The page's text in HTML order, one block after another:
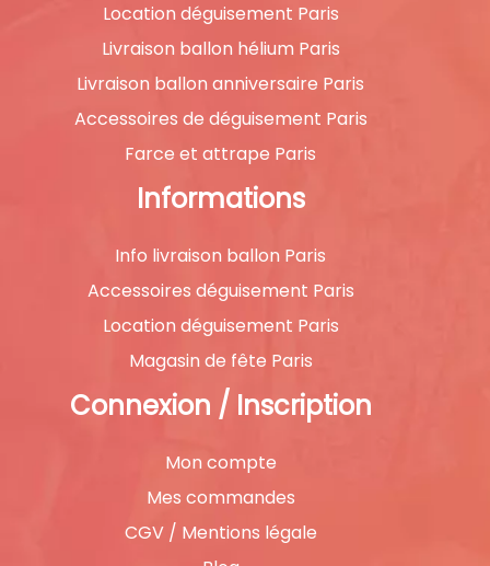
Location déguisement Paris
Livraison ballon hélium Paris
Livraison ballon anniversaire Paris
Accessoires de déguisement Paris
Farce et attrape Paris
Informations
Info livraison ballon Paris
Accessoires déguisement Paris
Location déguisement Paris
Magasin de fête Paris
Connexion / Inscription
Mon compte
Mes commandes
CGV / Mentions légale